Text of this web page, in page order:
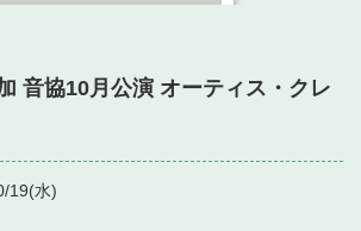
音協10月公演 オーティス・クレ
19(水)